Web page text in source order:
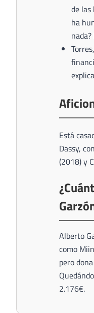
de las
ha
Está
Dassy,
(2018) y
Alberto
como
pero
2.176€.